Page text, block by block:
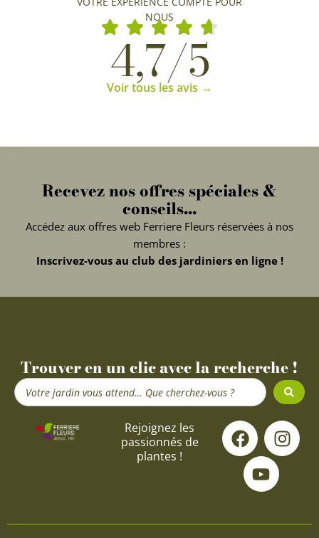
NOUS
4,7/5
Voir tous les avis →
Recevez nos offres spéciales &
conseils...
Accédez aux offres web Ferriere Fleurs réservées à nos
membres :
Inscrivez-vous au club des jardiniers en ligne !
Trouver en un clic avec la recherche !
Search
...
Rejoignez les
passionnés de
plantes !
F
a
c
e
o
I
n
s
g
Y
o
u
t
u
b